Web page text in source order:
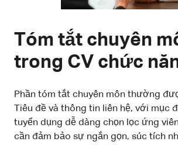
Tóm tắt chuyên
trong CV chức
Phần tóm tắt chuyên môn thường
Tiêu đề và thông tin liên hệ, với mục
tuyển dụng dễ dàng chọn lọc ứng
cần đảm bảo sự ngắn gọn, súc tích